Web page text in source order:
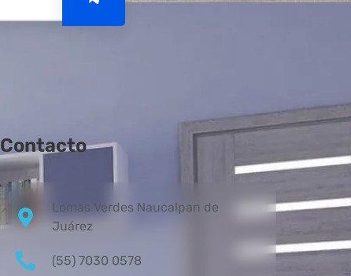
Contacto
Lomas Verdes Naucalpan de
Juárez
(55) 7030 0578